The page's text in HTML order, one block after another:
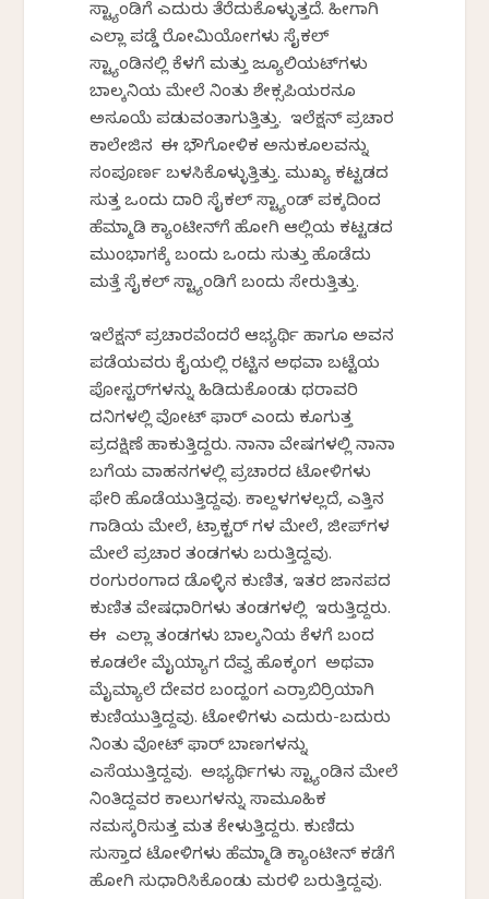
ಸ್ಟ್ಯಾಂಡಿಗೆ ಎದುರು ತೆರೆದುಕೊಳ್ಳುತ್ತದೆ. ಹೀಗಾಗಿ
ಎಲ್ಲಾ ಪಡ್ಡೆ ರೋಮಿಯೋಗಳು ಸೈಕಲ್
ಸ್ಟ್ಯಾಂಡಿನಲ್ಲಿ ಕೆಳಗೆ ಮತ್ತು ಜ್ಯೂಲಿಯಟ್‌ಗಳು
ಬಾಲ್ಕನಿಯ ಮೇಲೆ ನಿಂತು ಶೇಕ್ಸಪಿಯರನೂ
ಅಸೂಯೆ ಪಡುವಂತಾಗುತ್ತಿತ್ತು. ಇಲೆಕ್ಷನ್ ಪ್ರಚಾರ
ಕಾಲೇಜಿನ ಈ ಭೌಗೋಳಿಕ ಅನುಕೂಲವನ್ನು
ಸಂಪೂರ್ಣ ಬಳಸಿಕೊಳ್ಳುತ್ತಿತ್ತು. ಮುಖ್ಯ ಕಟ್ಟಡದ
ಸುತ್ತ ಒಂದು ದಾರಿ ಸೈಕಲ್ ಸ್ಟ್ಯಾಂಡ್ ಪಕ್ಕದಿಂದ
ಹೆಮ್ಮಾಡಿ ಕ್ಯಾಂಟೀನ್‌ಗೆ ಹೋಗಿ ಆಲ್ಲಿಯ ಕಟ್ಟಡದ
ಮುಂಭಾಗಕ್ಕೆ ಬಂದು ಒಂದು ಸುತ್ತು ಹೊಡೆದು
ಮತ್ತೆ ಸೈಕಲ್ ಸ್ಟ್ಯಾಂಡಿಗೆ ಬಂದು ಸೇರುತ್ತಿತ್ತು.
ಇಲೆಕ್ಷನ್ ಪ್ರಚಾರವೆಂದರೆ ಆಭ್ಯರ್ಥಿ ಹಾಗೂ ಅವನ
ಪಡೆಯವರು ಕೈಯಲ್ಲಿ ರಟ್ಟಿನ ಅಥವಾ ಬಟ್ಟೆಯ
ಪೋಸ್ಟರ್‌ಗಳನ್ನು ಹಿಡಿದುಕೊಂಡು ಥರಾವರಿ
ದನಿಗಳಲ್ಲಿ ವೋಟ್ ಫಾರ್ ಎಂದು ಕೂಗುತ್ತ
ಪ್ರದಕ್ಷಿಣೆ ಹಾಕುತ್ತಿದ್ದರು. ನಾನಾ ವೇಷಗಳಲ್ಲಿ ನಾನಾ
ಬಗೆಯ ವಾಹನಗಳಲ್ಲಿ ಪ್ರಚಾರದ ಟೋಳಿಗಳು
ಫೇರಿ ಹೊಡೆಯುತ್ತಿದ್ದವು. ಕಾಲ್ದಳಗಳಲ್ಲದೆ, ಎತ್ತಿನ
ಗಾಡಿಯ ಮೇಲೆ, ಟ್ರಾಕ್ಟರ್ ಗಳ ಮೇಲೆ, ಜೀಪ್‌ಗಳ
ಮೇಲೆ ಪ್ರಚಾರ ತಂಡಗಳು ಬರುತ್ತಿದ್ದವು.
ರಂಗುರಂಗಾದ ಡೊಳ್ಳಿನ ಕುಣಿತ, ಇತರ ಜಾನಪದ
ಕುಣಿತ ವೇಷಧಾರಿಗಳು ತಂಡಗಳಲ್ಲಿ ಇರುತ್ತಿದ್ದರು.
ಈ ಎಲ್ಲಾ ತಂಡಗಳು ಬಾಲ್ಕನಿಯ ಕೆಳಗೆ ಬಂದ
ಕೂಡಲೇ ಮೈಯ್ಯಾಗ ದೆವ್ವ ಹೊಕ್ಕಂಗ ಅಥವಾ
ಮೈಮ್ಯಾಲೆ ದೇವರ ಬಂದ್ಹಂಗ ಎರ್ರಾಬಿರ್ರಿಯಾಗಿ
ಕುಣಿಯುತ್ತಿದ್ದವು. ಟೋಳಿಗಳು ಎದುರು-ಬದುರು
ನಿಂತು ವೋಟ್ ಫಾರ್ ಬಾಣಗಳನ್ನು
ಎಸೆಯುತ್ತಿದ್ದವು. ಅಭ್ಯರ್ಥಿಗಳು ಸ್ಟ್ಯಾಂಡಿನ ಮೇಲೆ
ನಿಂತಿದ್ದವರ ಕಾಲುಗಳನ್ನು ಸಾಮೂಹಿಕ
ನಮಸ್ಕರಿಸುತ್ತ ಮತ ಕೇಳುತ್ತಿದ್ದರು. ಕುಣಿದು
ಸುಸ್ತಾದ ಟೋಳಿಗಳು ಹೆಮ್ಮಾಡಿ ಕ್ಯಾಂಟೀನ್ ಕಡೆಗೆ
ಹೋಗಿ ಸುಧಾರಿಸಿಕೊಂಡು ಮರಳಿ ಬರುತ್ತಿದ್ದವು.